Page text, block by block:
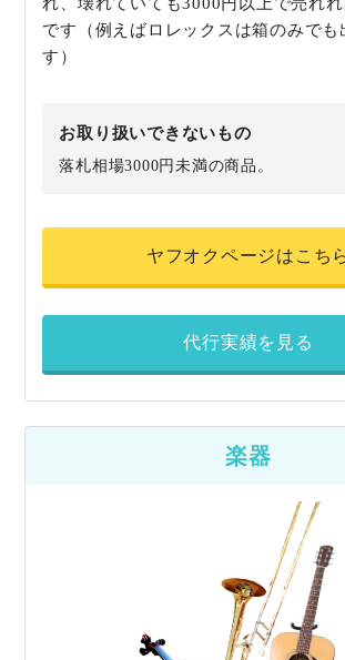
です（例えばロレックスは箱のみでも
す）
お取り扱いできないもの
落札相場3000円未満の商品。
ヤフオクページはこち
代行実績を見る
楽器